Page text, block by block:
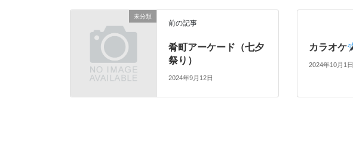
未分類
前の記事
肴町アーケード（七夕
祭り）
2024年9月12日
カラオケ
2024年10月1日